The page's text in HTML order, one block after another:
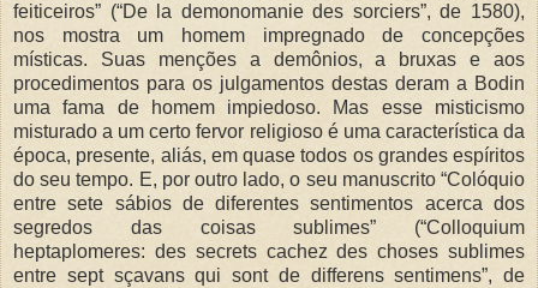
feiticeiros” (“De la demonomanie des sorciers”, de 1580),
nos mostra um homem impregnado de concepções
místicas. Suas menções a demônios, a bruxas e aos
procedimentos para os julgamentos destas deram a Bodin
uma fama de homem impiedoso. Mas esse misticismo
misturado a um certo fervor religioso é uma característica da
época, presente, aliás, em quase todos os grandes espíritos
do seu tempo. E, por outro lado, o seu manuscrito “Colóquio
entre sete sábios de diferentes sentimentos acerca dos
segredos das coisas sublimes” (“Colloquium
heptaplomeres: des secrets cachez des choses sublimes
entre sept sçavans qui sont de differens sentimens”, de